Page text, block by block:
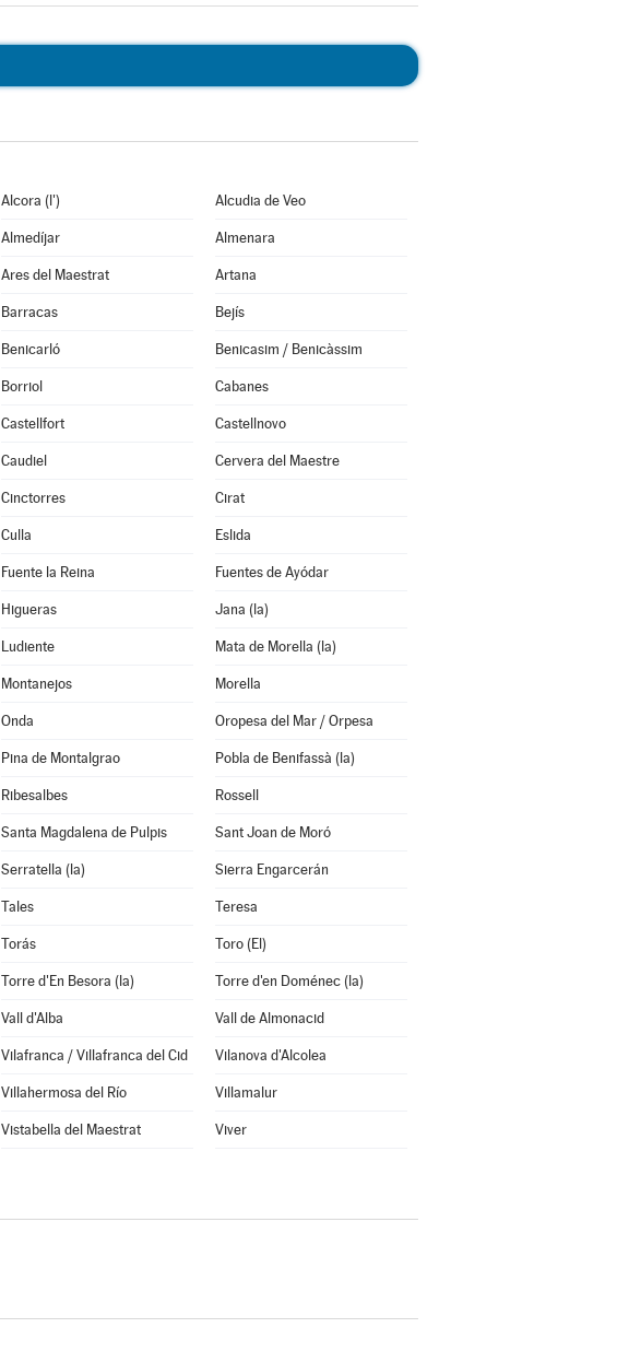
Alcora (l') Alcudia de Veo
Almedíjar Almenara
Ares del Maestrat Artana
Barracas Bejís
Benicarló Benicasim / Benicàssim
Borriol Cabanes
Castellfort Castellnovo
Caudiel Cervera del Maestre
Cinctorres Cirat
Culla Eslida
Fuente la Reina Fuentes de Ayódar
Higueras Jana (la)
Ludiente Mata de Morella (la)
Montanejos Morella
Onda Oropesa del Mar / Orpesa
Pina de Montalgrao Pobla de Benifassà (la)
Ribesalbes Rossell
Santa Magdalena de Pulpis Sant Joan de Moró
Serratella (la) Sierra Engarcerán
Tales Teresa
Torás Toro (El)
Torre d'En Besora (la) Torre d'en Doménec (la)
Vall d'Alba Vall de Almonacid
Vilafranca / Villafranca del Cid Vilanova d'Alcolea
Villahermosa del Río Villamalur
Vistabella del Maestrat Viver